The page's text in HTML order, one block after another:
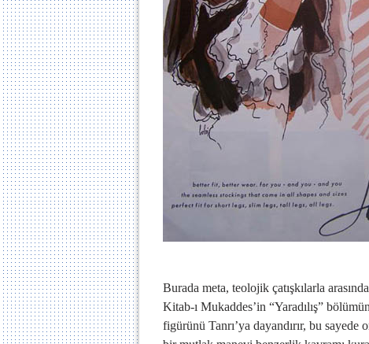
Burada meta, teolojik çatışkılarla
Kitab-ı Mukaddes’in “Yaradılış”
figürünü Tanrı’ya dayandırır, bu